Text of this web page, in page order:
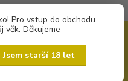
Pro vstup do obchodu
věk. Děkujeme
Jsem starší 18 let